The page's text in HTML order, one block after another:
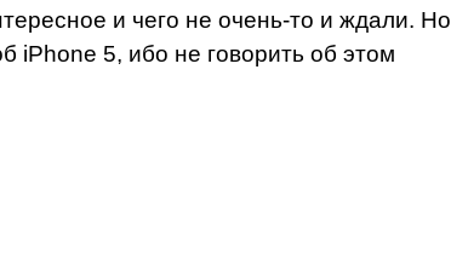
и чего не очень-то и ждали. Но
iPhone 5, ибо не говорить об этом